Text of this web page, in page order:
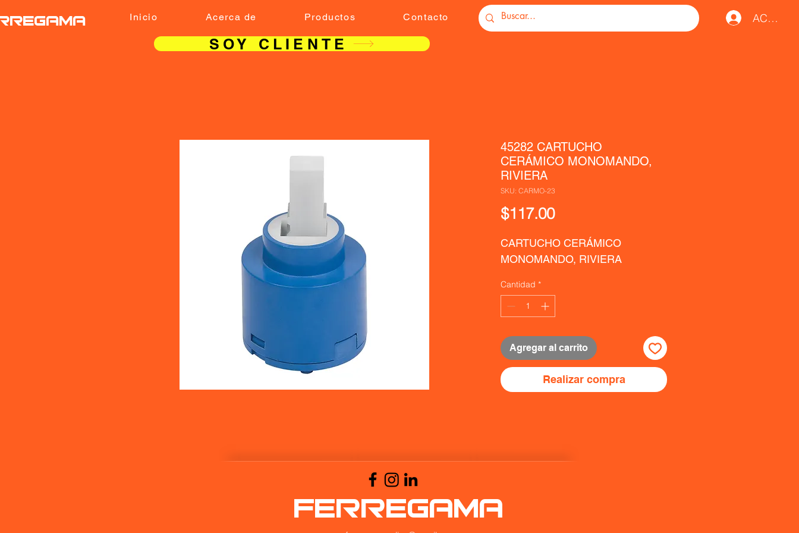
Inicio Acerca de Productos Contacto ACCESO
SOY CLIENTE
45282 CARTUCHO
CERÁMICO MONOMANDO,
RIVIERA
SKU: CARMO-23
$117.00Precio
CARTUCHO CERÁMICO
MONOMANDO, RIVIERA
Cantidad *
Agregar al carrito
Realizar compra
FERREGAMA